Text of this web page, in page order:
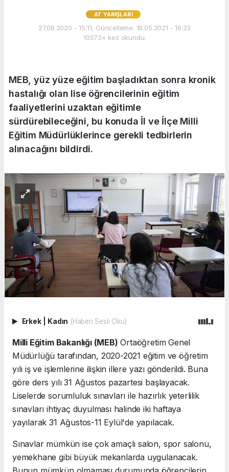
AT YARIŞLARI
27.08.2020 - 15:11, Güncelleme: 18.05.2021 - 16:23
10373+ kez okundu.
MEB, yüz yüze eğitim başladıktan sonra kronik
hastalığı olan lise öğrencilerinin eğitim
faaliyetlerini uzaktan eğitimle
sürdürebileceğini, bu konuda İl ve İlçe Milli
Eğitim Müdürlüklerince gerekli tedbirlerin
alınacağını bildirdi.
Erkek Kadın (Haberi Sesli Oku)
Milli Eğitim Bakanlığı (MEB) Ortaöğretim Genel
Müdürlüğü tarafından, 2020-2021 eğitim ve öğretim
yılı iş ve işlemlerine ilişkin illere yazı gönderildi. Buna
göre ders yılı 31 Ağustos pazartesi başlayacak.
Liselerde sorumluluk sınavları ile hazırlık yeterlilik
sınavları ihtiyaç duyulması halinde iki haftaya
yayılarak 31 Ağustos-11 Eylül'de yapılacak.
Sınavlar mümkün ise çok amaçlı salon, spor salonu,
yemekhane gibi büyük mekanlarda uygulanacak.